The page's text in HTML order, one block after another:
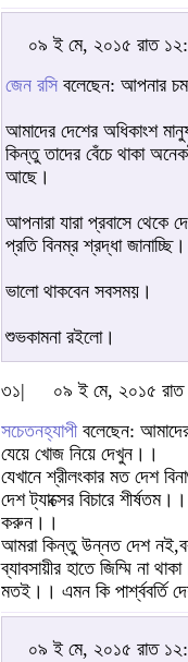
০৯ ই মে, ২০১৫ রাত
জেন রসি বলেছেন: আপনার
আমাদের দেশের অধিকাংশ
কিন্তু তাদের বেঁচে থাকা
আছে।
আপনারা যারা প্রবাসে থেকে
প্রতি বিনম্র শ্রদ্ধা জানাচ্ছি।
ভালো থাকবেন সবসময়।
শুভকামনা রইলো।
৩১|
০৯ ই মে, ২০১৫
সচেতনহ্যাপীবলেছেন: আমাদের
যেয়ে খোজ নিয়ে দেখুন।।
যেখানে শ্রীলংকার মত দেশ
দেশ ট্যাক্সের বিচারে
করুন।।
আমরা কিন্তু উন্নত দেশ
ব্যাবসায়ীর হাতে জিম্মি না
মতই।। এমন কি পার্শ্ববর্তি
০৯ ই মে, ২০১৫ রাত